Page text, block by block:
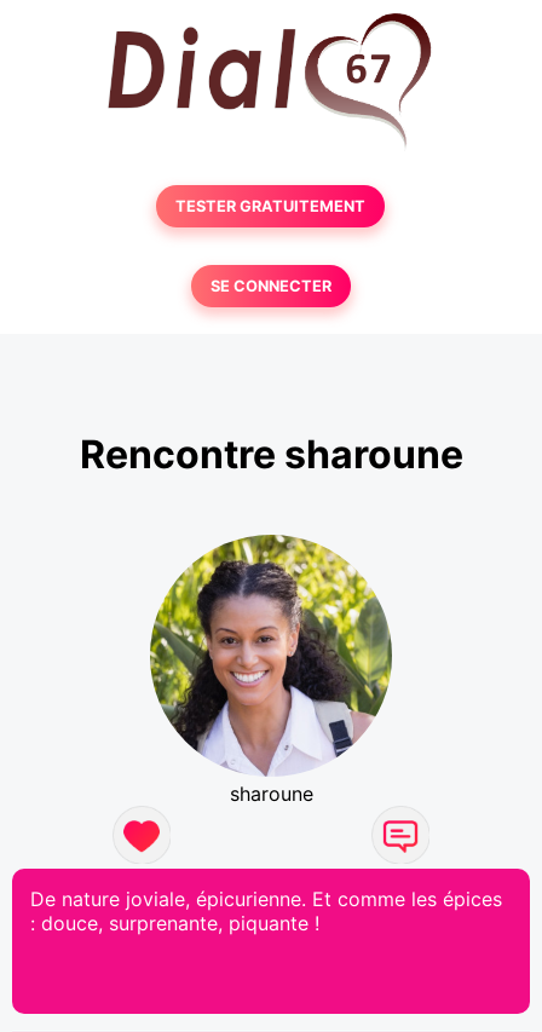
TESTER GRATUITEMENT
SE CONNECTER
Rencontre sharoune
sharoune
De nature joviale, épicurienne. Et comme les épices
: douce, surprenante, piquante !